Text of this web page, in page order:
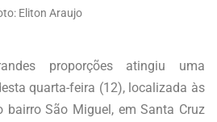
Eliton Araujo
proporções atingiu uma
quarta-feira (12), localizada às
bairro São Miguel, em Santa Cruz